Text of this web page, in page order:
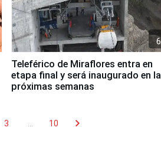
6
Teleférico de Miraflores entra en
etapa final y será inaugurado en
próximas semanas
3 10 chevron_right